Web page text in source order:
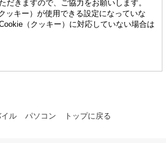
だきますので、ご協力をお願いします。
ッキー）が使用できる設定になっていな
（クッキー）に対応していない場合は
ル パソコン トップに戻る